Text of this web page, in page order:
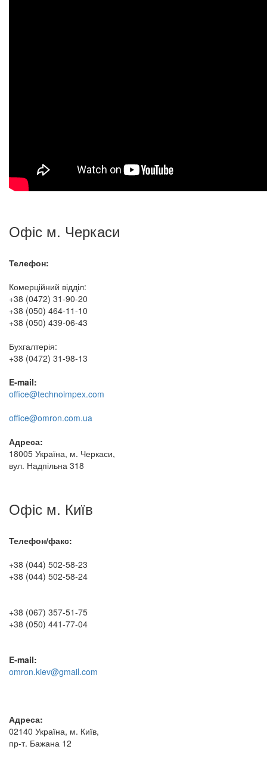
Офіс м. Черкаси
Телефон:
Комерційний відділ:
+38 (0472) 31-90-20
+38 (050) 464-11-10
+38 (050) 439-06-43
Бухгалтерія:
+38 (0472) 31-98-13
E-mail:
office@technoimpex.com
office@omron.com.ua
Адреса:
18005 Україна, м. Черкаси,
вул. Надпільна 318
Офіс м. Київ
Телефон/факс:
+38 (044) 502-58-23
+38 (044) 502-58-24
+38 (067) 357-51-75
+38 (050) 441-77-04
E-mail:
omron.kiev@gmail.com
Адреса:
02140 Україна, м. Київ,
пр-т. Бажана 12